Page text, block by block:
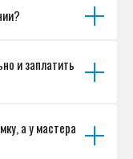
и заплатить
а у мастера